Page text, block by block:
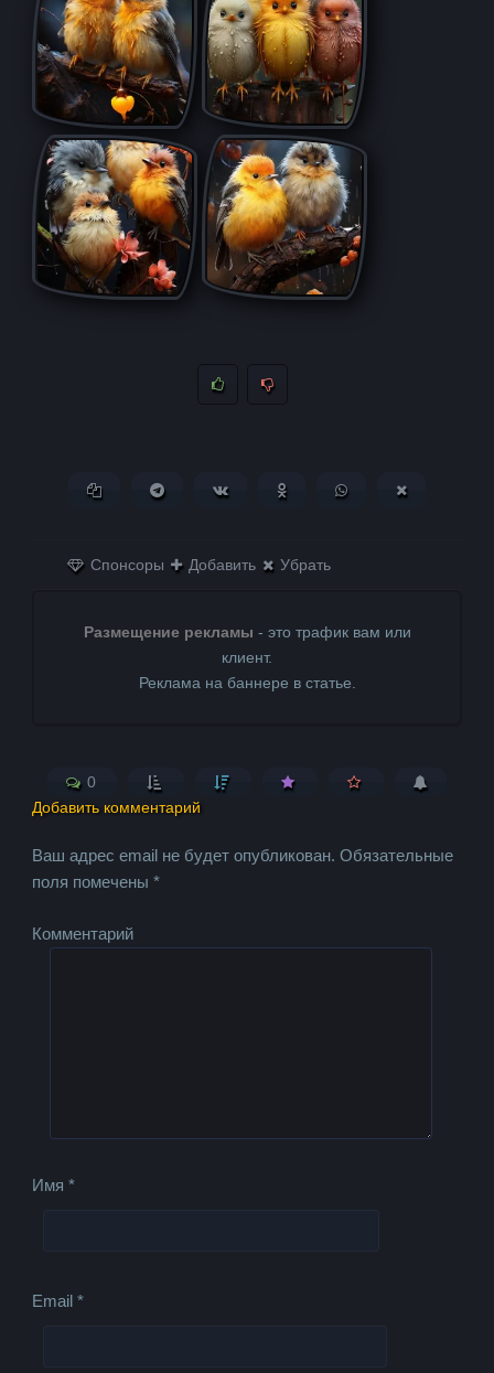
Копировать ссылкуПоделиться в Telegram
Поделиться ВКонтактеПоделиться в
Поделиться в
Спонсоры Добавить Убрать
Размещение рекламы - это трафик вам или
клиент.
Реклама на баннере в статье.
0
Добавить комментарий
Ваш адрес email не будет опубликован. Обязательные
поля помечены*
Комментарий
Имя*
Email*